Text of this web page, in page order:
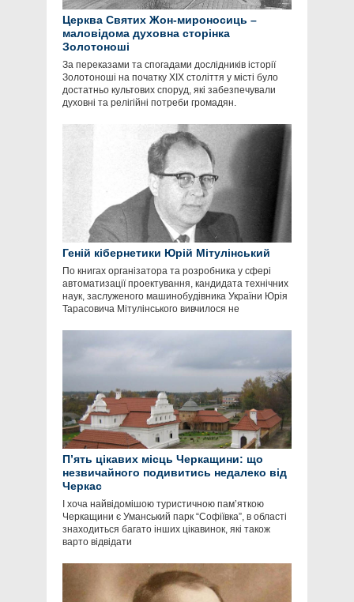
Церква Святих Жон-мироносиць –
маловідома духовна сторінка
Золотоноші
За переказами та спогадами дослідників історії
Золотоноші на початку ХІХ століття у місті було
достатньо культових споруд, які забезпечували
духовні та релігійні потреби громадян.
Геній кібернетики Юрій Мітулінський
По книгах організатора та розробника у сфері
автоматизації проектування, кандидата технічних
наук, заслуженого машинобудівника України Юрія
Тарасовича Мітулінського вивчилося не
П’ять цікавих місць Черкащини: що
незвичайного подивитись недалеко від
Черкас
І хоча найвідомішою туристичною пам’яткою
Черкащини є Уманський парк “Софіївка”, в області
знаходиться багато інших цікавинок, які також
варто відвідати